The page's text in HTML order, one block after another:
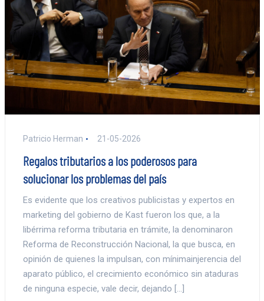
Patricio Herman 21-05-2026
Regalos tributarios a los poderosos para
solucionar los problemas del país
Es evidente que los creativos publicistas y expertos en
marketing del gobierno de Kast fueron los que, a la
libérrima reforma tributaria en trámite, la denominaron
Reforma de Reconstrucción Nacional, la que busca, en
opinión de quienes la impulsan, con mínimainjerencia del
aparato público, el crecimiento económico sin ataduras
de ninguna especie, vale decir, dejando […]